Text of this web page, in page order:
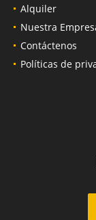
Alquiler
Nuestra
Contáctenos
Políticas de